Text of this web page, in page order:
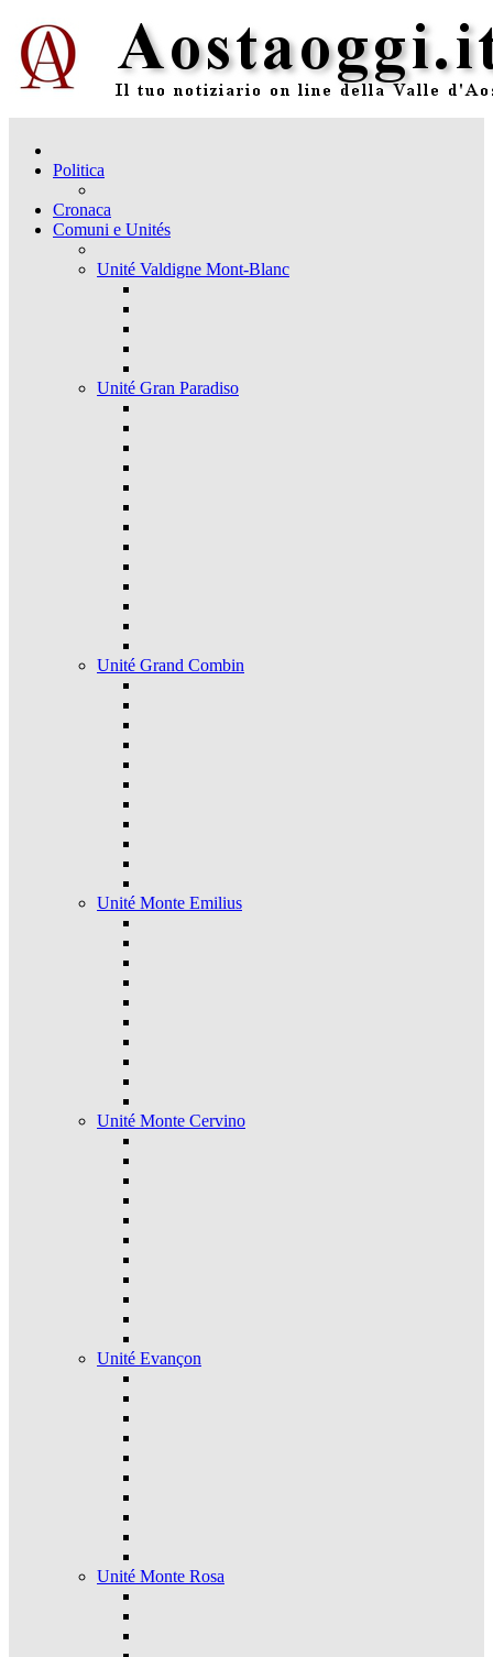
Politica
Cronaca
Comuni e Unités
Unité Valdigne Mont-Blanc
Unité Gran Paradiso
Unité Grand Combin
Unité Monte Emilius
Unité Monte Cervino
Unité Evançon
Unité Monte Rosa